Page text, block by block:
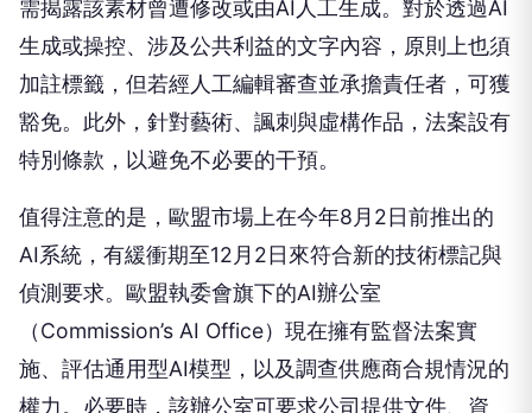
需揭露該素材曾遭修改或由AI人工生成。對於透過AI
生成或操控、涉及公共利益的文字內容，原則上也須
加註標籤，但若經人工編輯審查並承擔責任者，可獲
豁免。此外，針對藝術、諷刺與虛構作品，法案設有
特別條款，以避免不必要的干預。
值得注意的是，歐盟市場上在今年8月2日前推出的
AI系統，有緩衝期至12月2日來符合新的技術標記與
偵測要求。歐盟執委會旗下的AI辦公室
（Commission’s AI Office）現在擁有監督法案實
施、評估通用型AI模型，以及調查供應商合規情況的
權力。必要時，該辦公室可要求公司提供文件、資